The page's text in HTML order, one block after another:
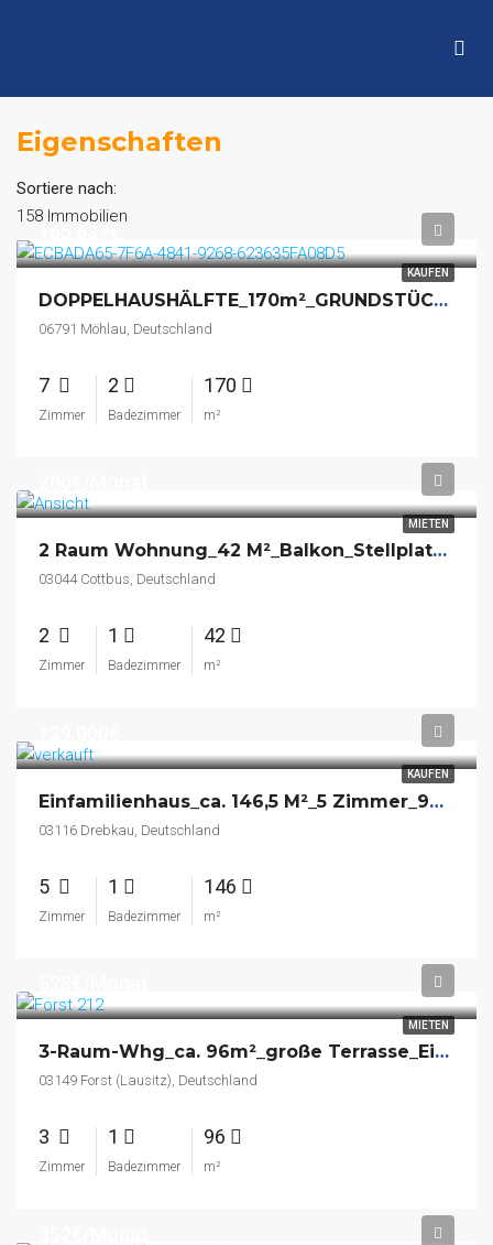
Eigenschaften
158 Immobilien
Sortiere nach:
KAUFEN
DOPPELHAUSHÄLFTE_170m²_GRUNDSTÜCK_1500m²_FUßBODENHEIZUNG_EINBAUKÜCHE_GARAGE_KELLER_BALKON_BRUNNEN
06791 Möhlau, Deutschland
7
Zimmer
2
Badezimmer
170
m²
MIETEN
2 Raum Wohnung_42 M²_Balkon_Stellplatz_Keller
03044 Cottbus, Deutschland
2
Zimmer
1
Badezimmer
42
m²
KAUFEN
Einfamilienhaus_ca. 146,5 M²_5 Zimmer_906 M² Grdstk_BJ1965_Sanierung 2002_2 Garagen_Garten
03116 Drebkau, Deutschland
5
Zimmer
1
Badezimmer
146
m²
MIETEN
3-Raum-Whg_ca. 96m²_große Terrasse_Einbauküche_Altbau_Bad Mit Eckbadewanne Und Dusche_Keller_Hof
03149 Forst (Lausitz), Deutschland
3
Zimmer
1
Badezimmer
96
m²